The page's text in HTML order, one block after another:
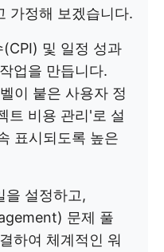
가정해 보겠습니다.
및 일정 성과
업을 만듭니다.
이 붙은 사용자 정
트 비용 관리'로 설
표시되도록 높은
을 설정하고,
문제 풀
하여 체계적인 워